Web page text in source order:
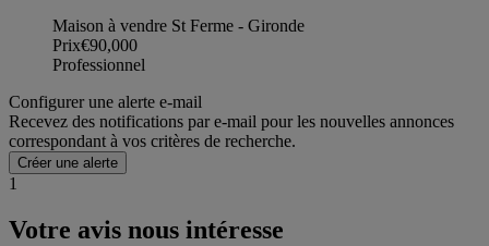
Maison à vendre St Ferme - Gironde
Prix€90,000
Professionnel
Configurer une alerte e-mail
Recevez des notifications par e-mail pour les nouvelles annonces
correspondant à vos critères de recherche.
Créer une alerte
1
Votre avis nous intéresse